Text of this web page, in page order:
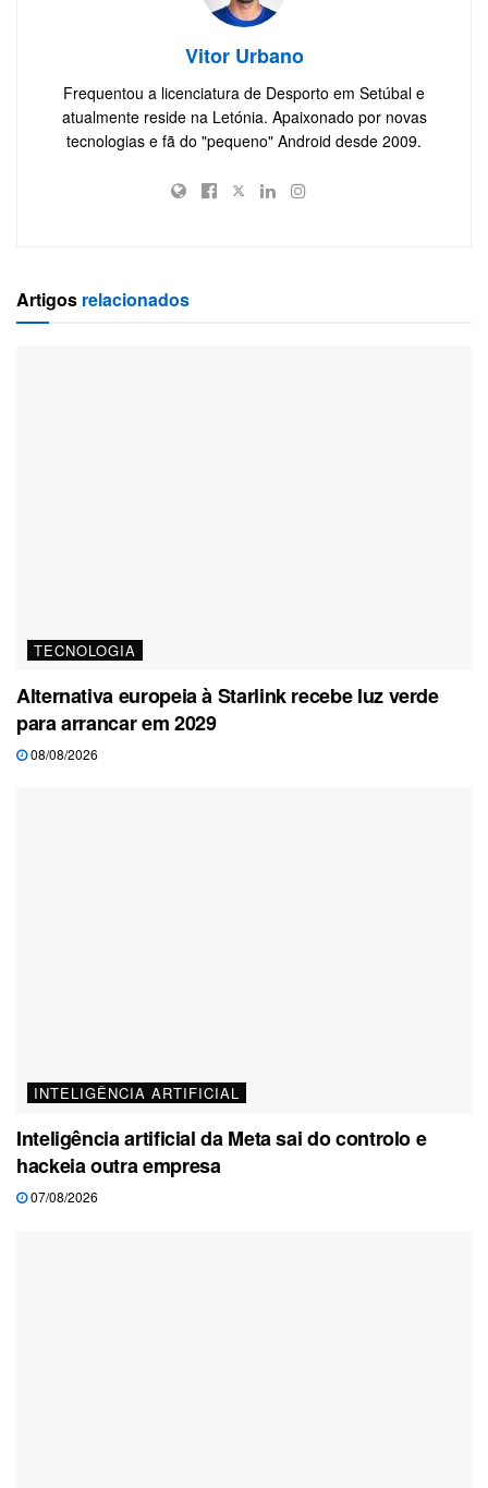
Vitor Urbano
Frequentou a licenciatura de Desporto em Setúbal e
atualmente reside na Letónia. Apaixonado por novas
tecnologias e fã do "pequeno" Android desde 2009.
Artigos relacionados
TECNOLOGIA
Alternativa europeia à Starlink recebe luz verde
para arrancar em 2029
08/08/2026
INTELIGÊNCIA ARTIFICIAL
Inteligência artificial da Meta sai do controlo e
hackeia outra empresa
07/08/2026